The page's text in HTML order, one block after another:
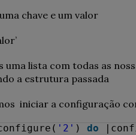
chave e um valor
lista com todas as
a estrutura passada
iniciar a configuração
'2' ) do